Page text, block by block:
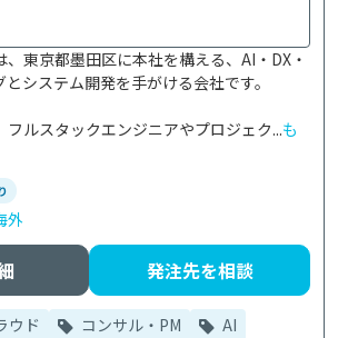
東京都墨田区に本社を構える、AI・DX・
システム開発を手がける会社です。
ルスタックエンジニアやプロジェク...も
外
発注先を相談
ウド コンサル・PM AI